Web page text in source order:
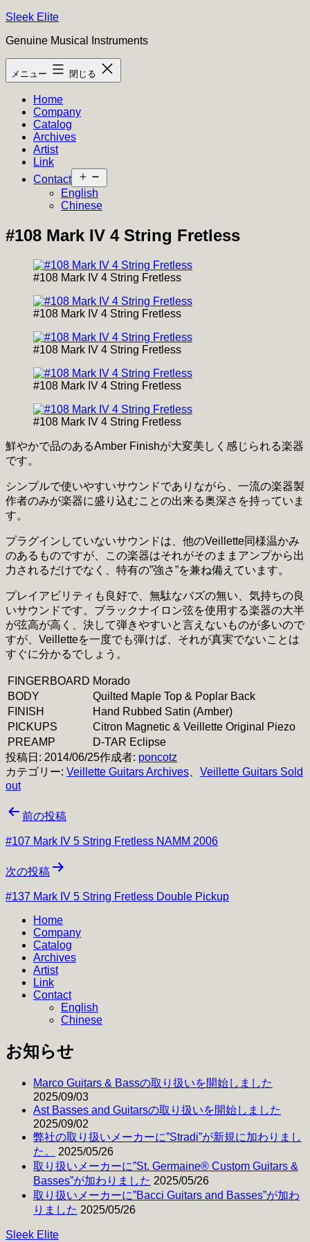
コ
テ
ン
ツ
Sleek Elite
Genuine Musical Instruments
メニュー 閉じる
Home
Company
Catalog
Archives
Artist
Link
Contact
ニ
ー
開
English
Chinese
#108 Mark IV 4 String Fretless
#108 Mark IV 4 String Fretless
#108 Mark IV 4 String Fretless
#108 Mark IV 4 String Fretless
#108 Mark IV 4 String Fretless
#108 Mark IV 4 String Fretless
鮮やかで品のあるAmber Finishが大変美しく感じられる楽器
です。
シンプルで使いやすいサウンドでありながら、一流の楽器製
作者のみが楽器に盛り込むことの出来る奥深さを持っていま
す。
プラグインしていないサウンドは、他のVeillette同様温かみ
のあるものですが、この楽器はそれがそのままアンプから出
力されるだけでなく、特有の”強さ”を兼ね備えています。
プレイアビリティも良好で、無駄なバズの無い、気持ちの良
いサウンドです。ブラックナイロン弦を使用する楽器の大半
が弦高が高く、決して弾きやすいと言えないものが多いので
すが、Veilletteを一度でも弾けば、それが真実でないことは
すぐに分かるでしょう。
FINGERBOARD Morado
BODY
Quilted Maple Top & Poplar Back
FINISH
Hand Rubbed Satin (Amber)
PICKUPS
Citron Magnetic & Veillette Original Piezo
PREAMP
D-TAR Eclipse
投稿日: 2014/06/25作成者: poncotz
カテゴリー: Veillette Guitars Archives
Veillette Guitars Sold
out
投
稿
ビ
ゲ
前の投稿
#107 Mark IV 5 String Fretless NAMM 2006
次の投稿
#137 Mark IV 5 String Fretless Double Pickup
Home
Company
Catalog
Archives
Artist
Link
Contact
English
Chinese
お知らせ
Marco Guitars & Bassの取り扱いを開始しました
2025/09/03
Ast Basses and Guitarsの取り扱いを開始しました
2025/09/02
弊社の取り扱いメーカーに”Stradi”が新規に加わりまし
た。
2025/05/26
取り扱いメーカーに”St. Germaine® Custom Guitars &
Basses”が加わりました 2025/05/26
取り扱いメーカーに”Bacci Guitars and Basses”が加わ
りました 2025/05/26
Sleek Elite